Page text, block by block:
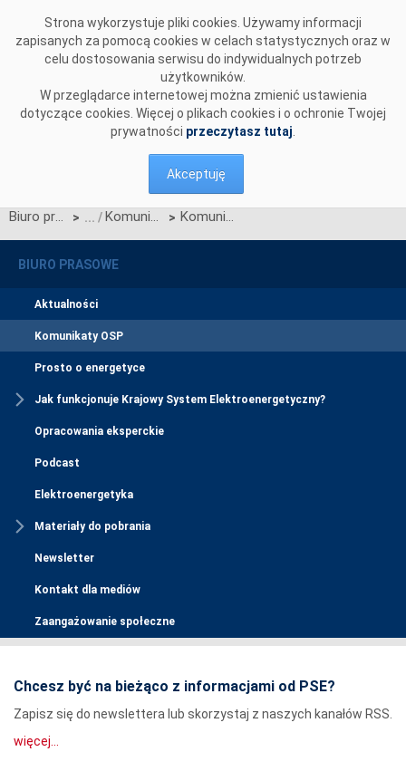
Strona wykorzystuje pliki cookies. Używamy informacji
zapisanych za pomocą cookies w celach statystycznych oraz w
celu dostosowania serwisu do indywidualnych potrzeb
użytkowników.
W przeglądarce internetowej można zmienić ustawienia
dotyczące cookies. Więcej o plikach cookies i o ochronie Twojej
prywatności przeczytasz tutaj
Akceptuję
Biuro prasowe > Komunikaty OSP > Komunikat OSP z dnia 27 czerwca 2025 r. w sprawie planów pracy w kontekście nierynkowego redysponowania źródłami OZE
BIURO PRASOWE
Aktualności
Komunikaty OSP
Prosto o energetyce
Jak funkcjonuje Krajowy System Elektroenergetyczny?
Opracowania eksperckie
Podcast
Elektroenergetyka
Materiały do pobrania
Newsletter
Kontakt dla mediów
Zaangażowanie społeczne
Chcesz być na bieżąco z informacjami od PSE?
Zapisz się do newslettera lub skorzystaj z naszych kanałów RSS.
więcej...